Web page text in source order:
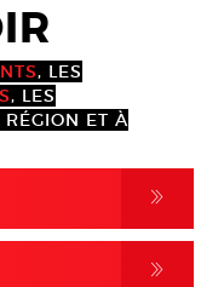
, LES
, LES
ET À
,
,